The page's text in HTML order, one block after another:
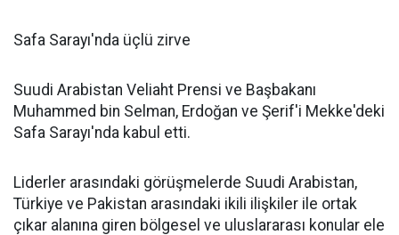
Safa Sarayı'nda üçlü zirve
Suudi Arabistan Veliaht Prensi ve Başbakanı
Muhammed bin Selman, Erdoğan ve Şerif'i Mekke'deki
Safa Sarayı'nda kabul etti.
Liderler arasındaki görüşmelerde Suudi Arabistan,
Türkiye ve Pakistan arasındaki ikili ilişkiler ile ortak
çıkar alanına giren bölgesel ve uluslararası konular ele